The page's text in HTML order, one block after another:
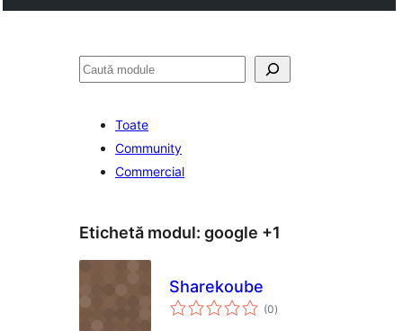
Caută
Toate
Community
Commercial
Etichetă modul: google +1
Sharekoube
(0total
aprecieri
)